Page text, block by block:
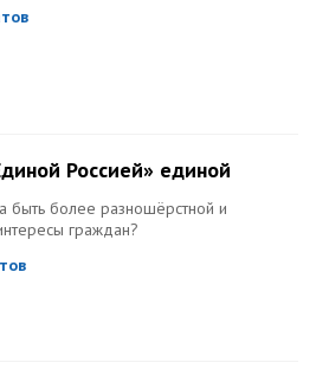
Россией» единой
более разношёрстной и
граждан?